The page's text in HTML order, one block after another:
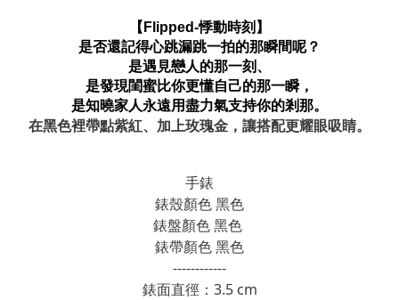
【 Flipped-悸動時刻】
是否還記得心跳漏跳一拍的那瞬間呢？
是遇見戀人的那一刻、
是發現閨蜜比你更懂自己的那一瞬，
是知曉家人永遠用盡力氣支持你的剎那。
在黑色裡帶點紫紅、加上玫瑰金，讓搭配更耀眼吸睛。
手錶
錶殼顏色 黑色
錶盤顏色 黑色
錶帶顏色 黑色
------------
錶面直徑：3.5 cm